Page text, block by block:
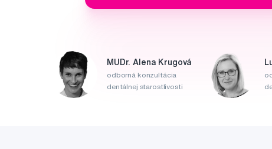
MUDr. Alena Krugová
odborná konzultácia
dentálnej starostlivosti